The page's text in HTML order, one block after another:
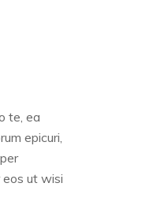
te, ea
epicuri,
ut wisi